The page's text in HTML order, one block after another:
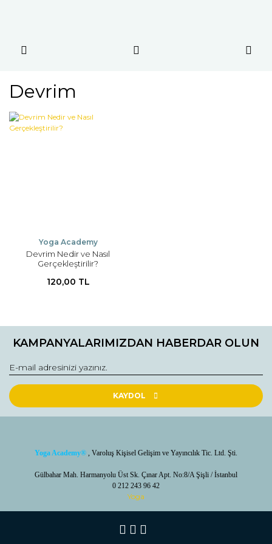
Devrim
Yoga Academy
Devrim Nedir ve Nasıl
Gerçekleştirilir?
120,00 TL
KAMPANYALARIMIZDAN HABERDAR OLUN
KAYDOL
Yoga Academy® , Varoluş Kişisel Gelişim ve Yayıncılık Tic. Ltd. Şti.
Gülbahar Mah. Harmanyolu Üst Sk. Çınar Apt. No:8/A Şişli / İstanbul
0 212 243 96 42
Yoga